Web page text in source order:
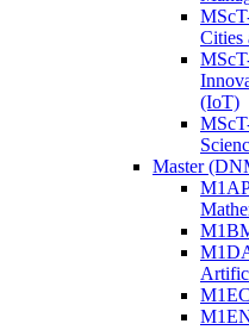
Cities
(IoT)
Master